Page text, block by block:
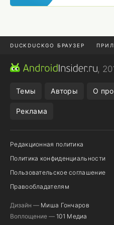
DUCKDUCKGO БРАУЗЕР
ПРИЛОЖЕНИЯ ANDROID
,
Темы Авторы О
Реклама
Редакционная политика
Политика конфиденциальности
Пользовательское соглашение
Правообладателям
Дизайн — Миша Гончаров
Воплощение — 101 Медиа